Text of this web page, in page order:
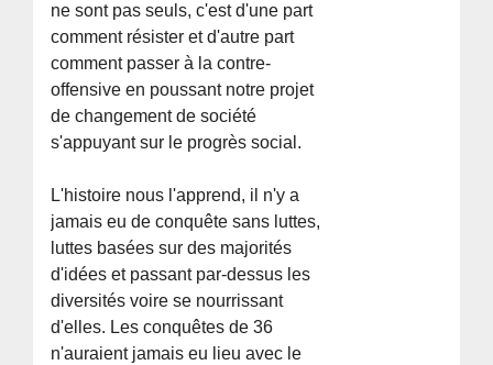
ne sont pas seuls, c'est d'une part
comment résister et d'autre part
comment passer à la contre-
offensive en poussant notre projet
de changement de société
s'appuyant sur le progrès social.
L'histoire nous l'apprend, il n'y a
jamais eu de conquête sans luttes,
luttes basées sur des majorités
d'idées et passant par-dessus les
diversités voire se nourrissant
d'elles. Les conquêtes de 36
n'auraient jamais eu lieu avec le